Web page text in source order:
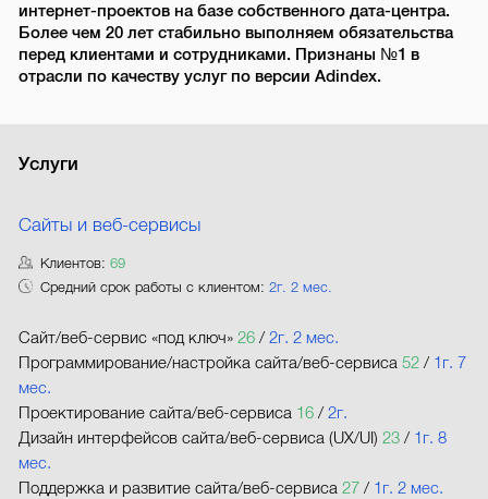
интернет-проектов на базе собственного дата-центра.
Более чем 20 лет стабильно выполняем обязательства
перед клиентами и сотрудниками. Признаны №1 в
отрасли по качеству услуг по версии Adindex.
Услуги
Сайты и веб-сервисы
Клиентов:69
Средний срок работы с клиентом:2г. 2 мес.
Сайт/веб-сервис «под ключ» 26 /2г. 2 мес.
Программирование/настройка сайта/веб-сервиса 52 / 1г. 7
мес.
Проектирование сайта/веб-сервиса 16 /2г.
Дизайн интерфейсов сайта/веб-сервиса (UX/UI) 23 / 1г. 8
мес.
Поддержка и развитие сайта/веб-сервиса 27 / 1г. 2 мес.